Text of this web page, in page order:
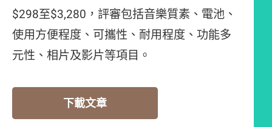
$298至$3,280，評審包括音樂質素、電池、
使用方便程度、可攜性、耐用程度、功能多
元性、相片及影片等項目。
下載文章